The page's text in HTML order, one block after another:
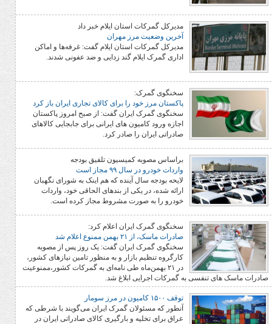
مدیرکل گمرکات استان ایلام خبر داد
آخرین وضعیت مرز مهران
مدیرکل گمرکات استان ایلام گفت: غرفه‌ها و اماکن
اداری گمرک ایلام گند زدایی و ضد عفونی شدند.
سخنگوی گمرک:
پاکستان مرز خود را برای کالای تجاری ایران باز کرد
سخنگوی گمرک ایران گفت: از صبح امروز پاکستان
اجازه ورود کامیون های ایرانی برای جابجایی کالاهای
صادراتی ایران را صادر کرد.
براساس مصوبه کمیسیون تلفیق بودجه
واردات خودرو در سال ۹۹ مجاز است
لایحه بودجه سال آینده که هم اینک به شورای نگهبان
ارائه شده، در یکی از بندهای الحاقی خود، واردات
خودرو را به صورت مشروط مجاز کرده است.
سخنگوی گمرک ایران اعلام کرد:
صادرات ماسک، از ۲۱ بهمن ممنوع اعلام شد
سخنگوی گمرک ایران گفت: یک روز پس از مصوبه
کارگروه تنظیم بازار و به منظور تامین نیازهای کشور،
در ۲۱ بهمن‌ماه طی نامه‌ای به گمرکات کشور،ممنوعیت
به گمرکات اجرایی ابلاغ شد.
توقف ۱۵۰۰ کامیون در مرز سومار
آنطور که مسئولان گمرک ایران می‌گویند با شرطی که
عراق برای تخلیه و بارگیری کالای صادراتی ایران در